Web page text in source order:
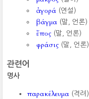
ἀγορά (연설)
βάγμα (말, 언론)
ἔπος (말, 언론)
φράσις (말, 언론)
관련어
명사
παρακέλευμα (격려)